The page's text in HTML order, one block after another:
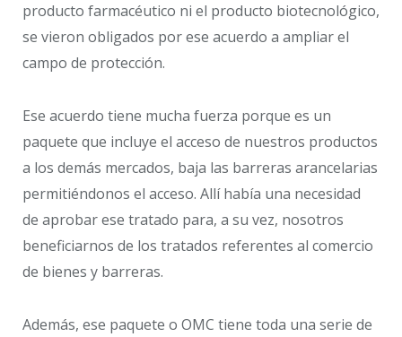
producto farmacéutico ni el producto biotecnológico,
se vieron obligados por ese acuerdo a ampliar el
campo de protección.
Ese acuerdo tiene mucha fuerza porque es un
paquete que incluye el acceso de nuestros productos
a los demás mercados, baja las barreras arancelarias
permitiéndonos el acceso. Allí había una necesidad
de aprobar ese tratado para, a su vez, nosotros
beneficiarnos de los tratados referentes al comercio
de bienes y barreras.
Además, ese paquete o OMC tiene toda una serie de